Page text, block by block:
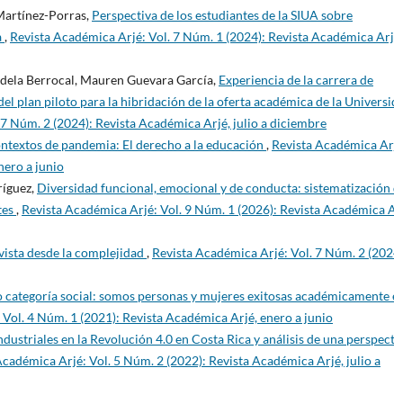
Porras, Perspectiva de los estudiantes de la SIUA sobre
, Revista Académica Arjé: Vol. 7 Núm. 1 (2024): Revista Académica
Berrocal, Mauren Guevara García, Experiencia de la carrera de
plan piloto para la hibridación de la oferta académica de la
Núm. 2 (2024): Revista Académica Arjé, julio a diciembre
de pandemia: El derecho a la educación , Revista Académica
a junio
Diversidad funcional, emocional y de conducta: sistematización
, Revista Académica Arjé: Vol. 9 Núm. 1 (2026): Revista Académica
desde la complejidad , Revista Académica Arjé: Vol. 7 Núm. 2
categoría social: somos personas y mujeres exitosas académicamente
4 Núm. 1 (2021): Revista Académica Arjé, enero a junio
en la Revolución 4.0 en Costa Rica y análisis de una
Arjé: Vol. 5 Núm. 2 (2022): Revista Académica Arjé, julio a